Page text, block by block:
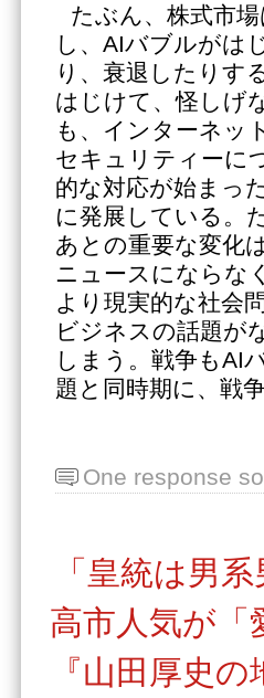
たぶん、株式市
し、AIバブルがは
り、衰退したりす
はじけて、怪しげ
も、インターネッ
セキュリティーに
的な対応が始まっ
に発展している。
あとの重要な変化
ニュースにならな
より現実的な社会
ビジネスの話題が
しまう。戦争もAI
題と同時期に、戦
One response
「皇統は男
高市人気が「
『山田厚史